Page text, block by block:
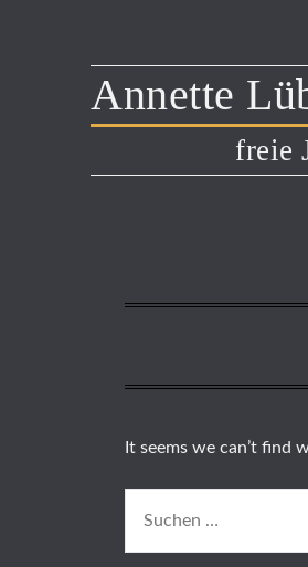
Annette
freie
It seems we can’t find